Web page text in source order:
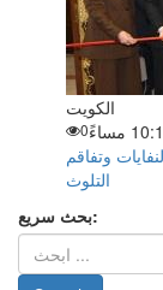
الكويت
0
وتفاقم
التلوث
بحث سريع: